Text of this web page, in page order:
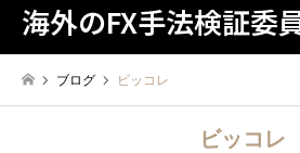
海外のFX手法検証委
ブログ ビッコレ
ビッコレ